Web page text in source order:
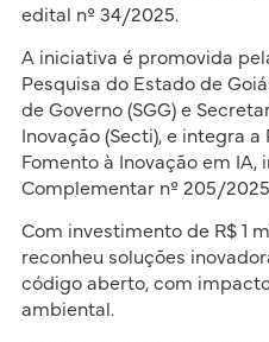
edital nº 34/2025.
A iniciativa é promovida
Pesquisa do Estado de
de Governo (SGG) e
Inovação (Secti), e integra
Fomento à Inovação em IA,
Complementar nº 205/
Com investimento de R$ 1
reconheu soluções
código aberto, com
ambiental.